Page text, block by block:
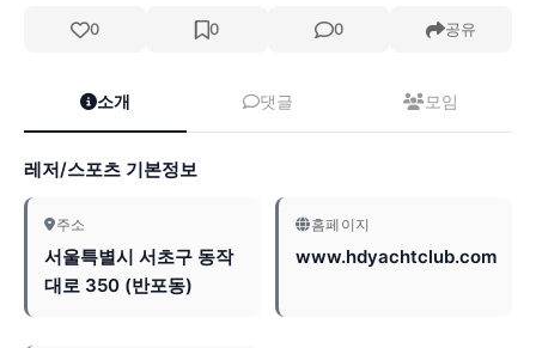
0 0 0 공유
소개 댓글 모임
레저/스포츠 기본정보
주소
서울특별시 서초구 동작
대로 350 (반포동)
홈페이지
www.hdyachtclub.com